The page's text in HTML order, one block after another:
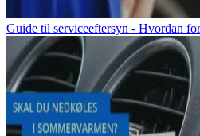
Guide til serviceeftersyn - Hvordan